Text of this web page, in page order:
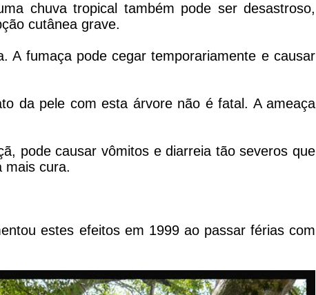
chuva tropical também pode ser desastroso,
cutânea grave.
A fumaça pode cegar temporariamente e causar
da pele com esta árvore não é fatal. A ameaça
pode causar vômitos e diarreia tão severos que
mais cura.
estes efeitos em 1999 ao passar férias com